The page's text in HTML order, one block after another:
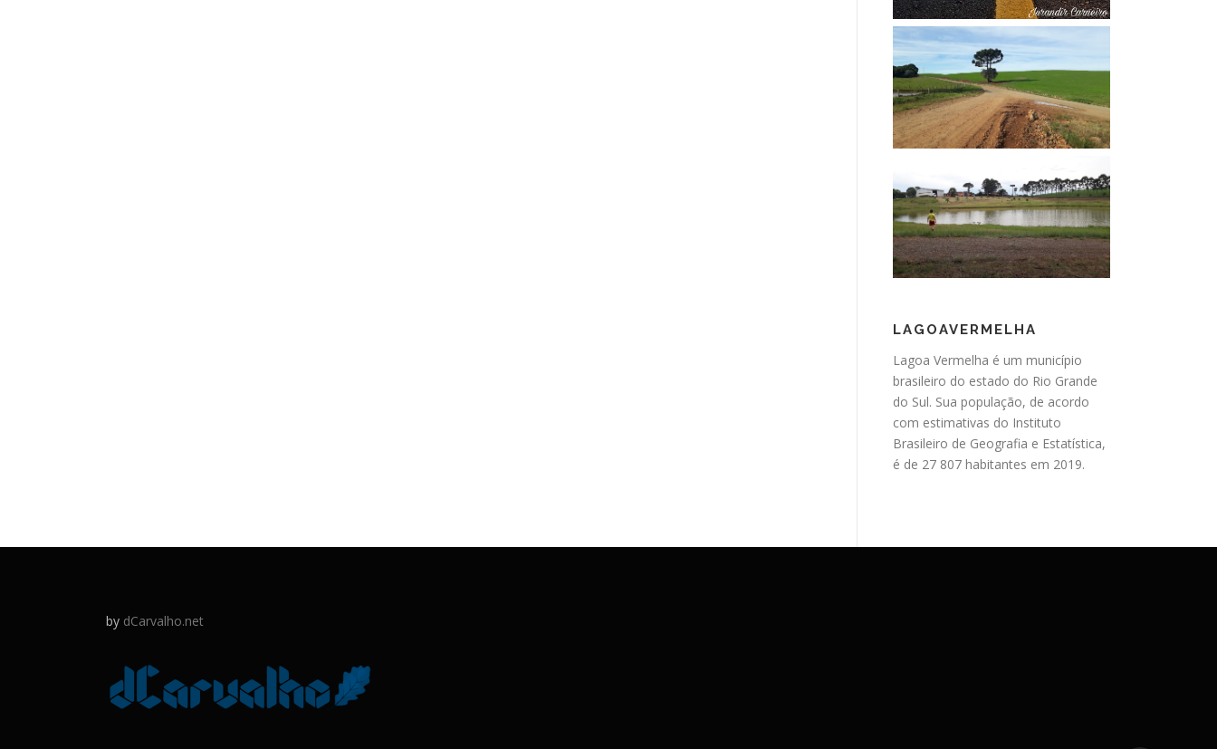
LAGOAVERMELHA
Lagoa Vermelha é um município
brasileiro do estado do Rio Grande
do Sul. Sua população, de acordo
com estimativas do Instituto
Brasileiro de Geografia e Estatística,
é de 27 807 habitantes em 2019.
by dCarvalho.net